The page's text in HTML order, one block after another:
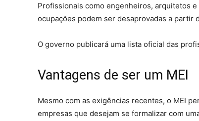
Profissionais como engenheiros, arquitetos
ocupações podem ser desaprovadas a partir
O governo publicará uma lista oficial das
Vantagens de ser um MEI
Mesmo com as exigências recentes, o MEI
empresas que desejam se formalizar com